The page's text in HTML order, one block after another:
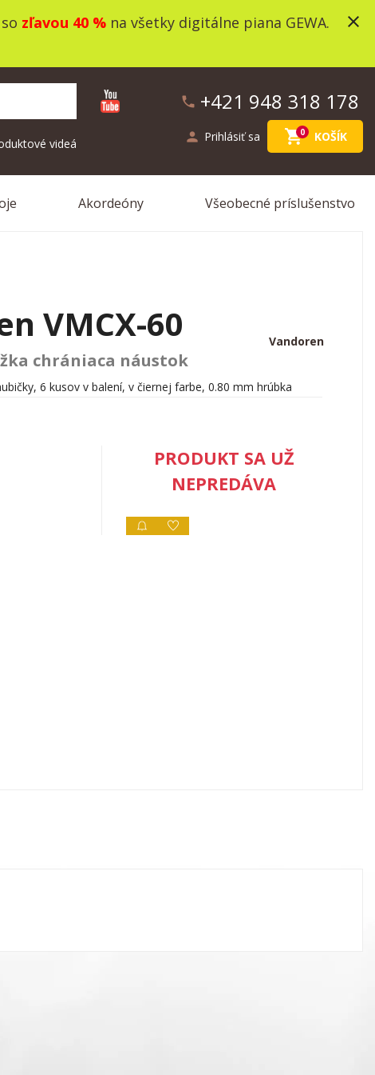
zľavou 40 %na všetky digitálne piana GEWA.
close
phone +421 948 318 178
person Prihlásiť sa shopping_cart0 KOŠÍK
videá
Akordeóny Všeobecné príslušenstvo
VMCX-60
chrániaca náustok
Vandoren
6 kusov v balení, v čiernej farbe, 0.80 mm hrúbka
PRODUKT SA UŽ
NEPREDÁVA